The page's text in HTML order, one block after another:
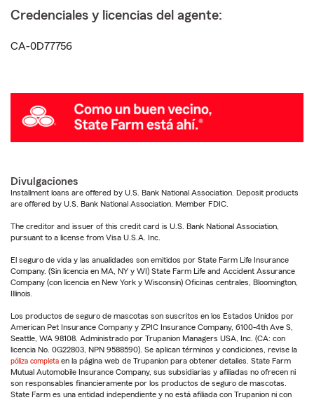
Credenciales y licencias del agente:
CA-0D77756
Divulgaciones
Installment loans are offered by U.S. Bank National Association. Deposit products
are offered by U.S. Bank National Association. Member FDIC.
The creditor and issuer of this credit card is U.S. Bank National Association,
pursuant to a license from Visa U.S.A. Inc.
El seguro de vida y las anualidades son emitidos por State Farm Life Insurance
Company. (Sin licencia en MA, NY y WI) State Farm Life and Accident Assurance
Company (con licencia en New York y Wisconsin) Oficinas centrales, Bloomington,
Illinois.
Los productos de seguro de mascotas son suscritos en los Estados Unidos por
American Pet Insurance Company y ZPIC Insurance Company, 6100-4th Ave S,
Seattle, WA 98108. Administrado por Trupanion Managers USA, Inc. (CA: con
licencia No. 0G22803, NPN 9588590). Se aplican términos y condiciones, revise la
póliza completa en la página web de Trupanion para obtener detalles. State Farm
Mutual Automobile Insurance Company, sus subsidiarias y afiliadas no ofrecen ni
son responsables financieramente por los productos de seguro de mascotas.
State Farm es una entidad independiente y no está afiliada con Trupanion ni con